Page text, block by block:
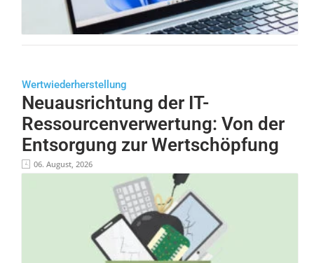
Wertwiederherstellung
Neuausrichtung der IT-
Ressourcenverwertung: Von der
Entsorgung zur Wertschöpfung
06. August, 2026